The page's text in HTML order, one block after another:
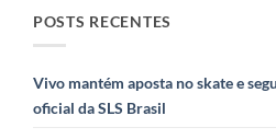
POSTS RECENTES
Vivo mantém aposta no skate e
oficial da SLS Brasil